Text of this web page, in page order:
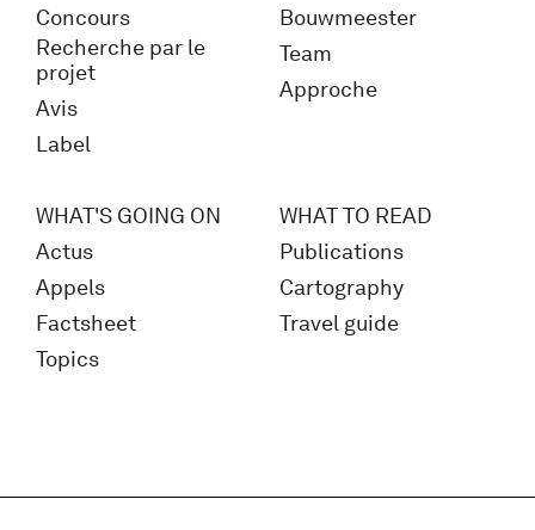
Concours
Recherche par le
projet
Avis
Label
Bouwmeester
Team
Approche
WHAT'S GOING ON
Actus
Appels
Factsheet
Topics
WHAT TO READ
Publications
Cartography
Travel guide